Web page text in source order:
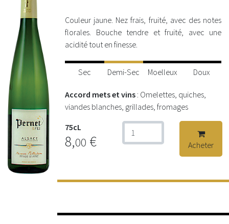
Couleur jaune. Nez frais, fruité, avec des notes
florales. Bouche tendre et fruité, avec une
acidité tout en finesse.
Sec Demi-Sec Moelleux Doux
Accord mets et vins : Omelettes, quiches,
viandes blanches, grillades, fromages
75cL
8,00 € Acheter